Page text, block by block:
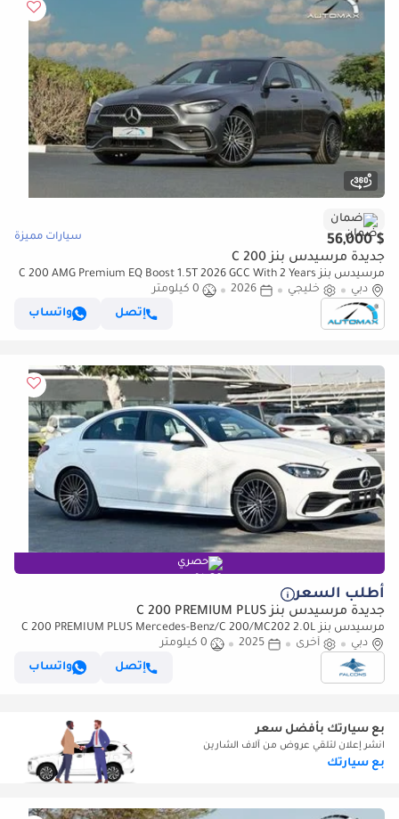
ضمان
$ 56,000 سيارات مميزة
جديدة مرسيدس بنز C 200
مرسيدس بنز C 200 AMG Premium EQ Boost 1.5T 2026 GCC With 2 Years
Unlimited Mileage Warranty @Official Dealer
دبي خليجي 2026
0 كيلومتر
إتصل
واتساب
حصري
أطلب السعر
جديدة مرسيدس بنز C 200 PREMIUM PLUS
مرسيدس بنز C 200 PREMIUM PLUS Mercedes-Benz/C 200/MC202 2.0L
Petrol AT
دبي أخرى 2025
0 كيلومتر
إتصل
واتساب
بع سيارتك بأفضل سعر
انشر إعلان لتلقي عروض من آلاف الشارين
بع سيارتك